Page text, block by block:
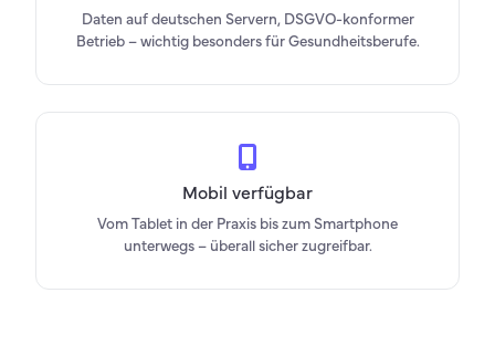
Daten auf deutschen Servern, DSGVO-konformer
Betrieb – wichtig besonders für Gesundheitsberufe.
Mobil verfügbar
Vom Tablet in der Praxis bis zum Smartphone
unterwegs – überall sicher zugreifbar.